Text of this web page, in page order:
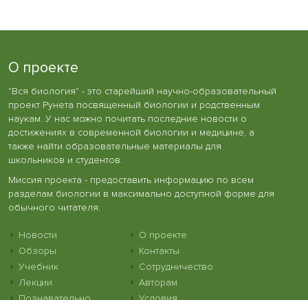
О проекте
"Вся биология" - это старейший научно-образовательный
проект Рунета посвященный биологии и родственным
наукам. У нас можно почитать последние новости о
достижениях в современной биологии и медицине, а
также найти образовательные материалы для
школьников и студентов.
Миссия проекта - предоставить информацию по всем
разделам биологии в максимально доступной форме для
обычного читателя.
Новости
Обзоры
Учебник
Лекции
О проекте
Контакты
Сотрудничество
Авторам